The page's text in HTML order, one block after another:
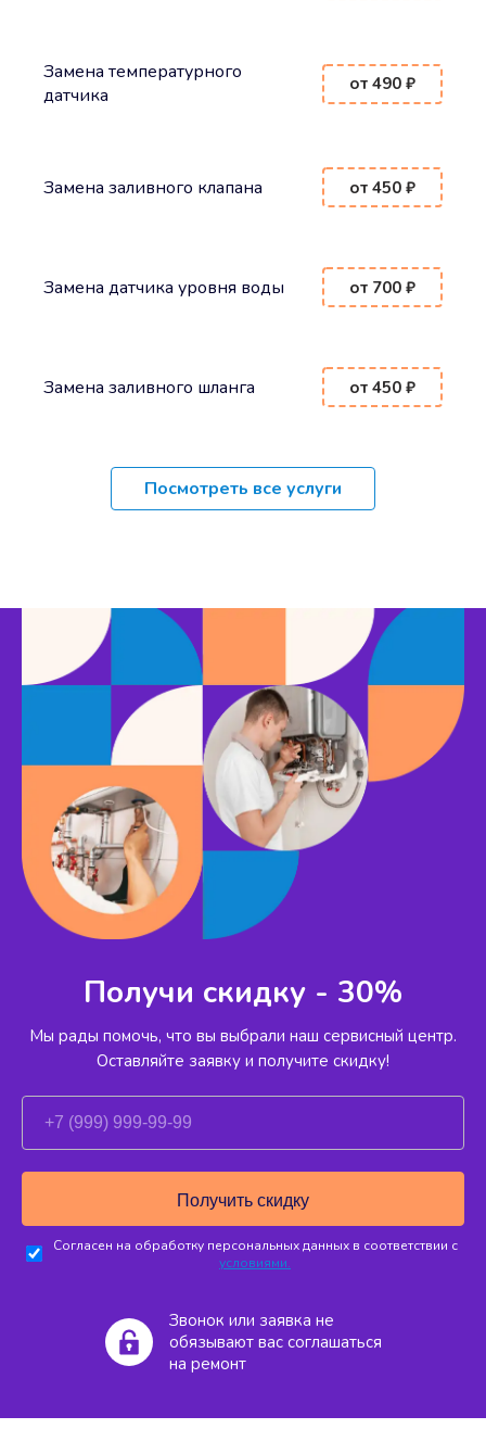
Замена температурного
датчика
от 490 ₽
Замена заливного клапана от 450 ₽
Замена датчика уровня воды от 700 ₽
Замена заливного шланга от 450 ₽
Посмотреть все услуги
Получи скидку - 30%
Мы рады помочь, что вы выбрали наш сервисный центр.
Оставляйте заявку и получите скидку!
Согласен на обработку персональных данных в соответствии с
условиями.
Звонок или заявка не
обязывают вас соглашаться
на ремонт